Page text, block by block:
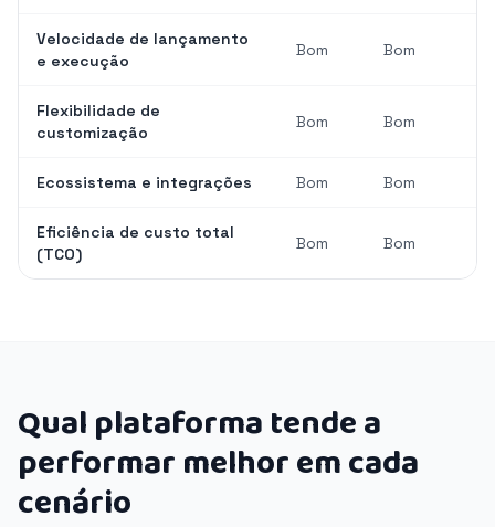
Velocidade de lançamento
e execução
Bom Bom
Flexibilidade de
customização
Bom Bom
Ecossistema e integrações Bom Bom
Eficiência de custo total
(TCO)
Bom Bom
Qual plataforma tende a
performar melhor em cada
cenário